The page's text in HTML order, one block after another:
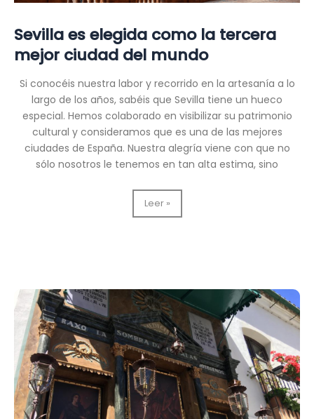
Sevilla es elegida como la tercera
mejor ciudad del mundo
Si conocéis nuestra labor y recorrido en la artesanía a lo
largo de los años, sabéis que Sevilla tiene un hueco
especial. Hemos colaborado en visibilizar su patrimonio
cultural y consideramos que es una de las mejores
ciudades de España. Nuestra alegría viene con que no
sólo nosotros le tenemos en tan alta estima, sino
Sevilla
es
mejor
ciudad
del
mundo
Leer »